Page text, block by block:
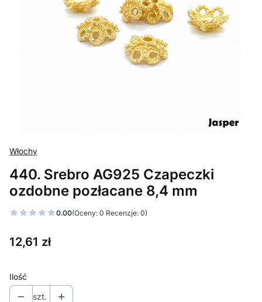
Włochy
440. Srebro AG925 Czapeczki
ozdobne pozłacane 8,4 mm
0.00(Oceny: 0 Recenzje: 0)
Cena
12,61 zł
Ilość
szt.